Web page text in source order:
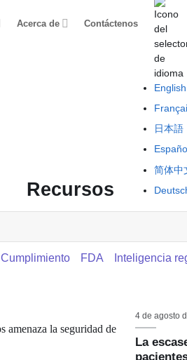
Acerca de Contáctenos
English
日本語
Español
简体中
Recursos
Cumplimiento FDA Inteligencia
4 de agosto
La